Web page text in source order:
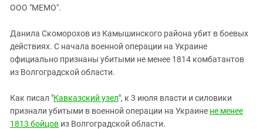
Нагорный Карабах
Ростовская область
Северная Осетия - Алания
СКФО
Ставропольский край
Чечня
ООО "МЕМО".
Данила Скоморохов из Камышинского района убит в боевых
действиях. С начала военной операции на Украине
официально признаны убитыми не менее 1814 комбатантов
из Волгоградской области.
Как писал "Кавказский узел", к 3 июля власти и силовики
признали убитыми в военной операции на Украине не менее
1813 бойцов из Волгоградской области.